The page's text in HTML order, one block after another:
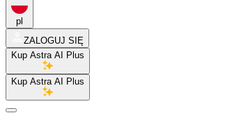
pl
ZALOGUJ SIĘ
Kup Astra AI Plus
Kup Astra AI Plus